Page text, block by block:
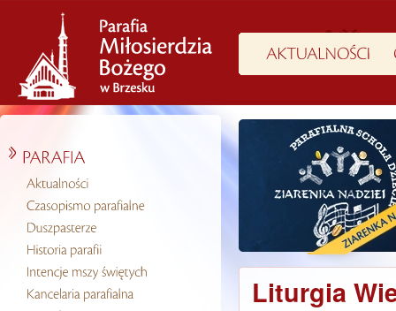
Liturgia